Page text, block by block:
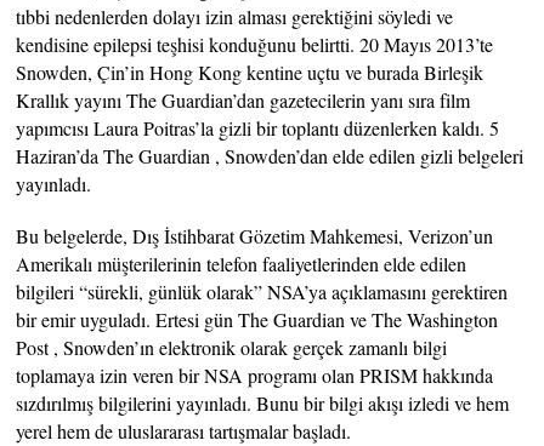
tıbbi nedenlerden dolayı izin alması gerektiğini söyledi ve
kendisine epilepsi teşhisi konduğunu belirtti. 20 Mayıs 2013’te
Snowden, Çin’in Hong Kong kentine uçtu ve burada Birleşik
Krallık yayını The Guardian’dan gazetecilerin yanı sıra film
yapımcısı Laura Poitras’la gizli bir toplantı düzenlerken kaldı. 5
Haziran’da The Guardian , Snowden’dan elde edilen gizli belgeleri
yayınladı.
Bu belgelerde, Dış İstihbarat Gözetim Mahkemesi, Verizon’un
Amerikalı müşterilerinin telefon faaliyetlerinden elde edilen
bilgileri “sürekli, günlük olarak” NSA’ya açıklamasını gerektiren
bir emir uyguladı. Ertesi gün The Guardian ve The Washington
Post , Snowden’ın elektronik olarak gerçek zamanlı bilgi
toplamaya izin veren bir NSA programı olan PRISM hakkında
sızdırılmış bilgilerini yayınladı. Bunu bir bilgi akışı izledi ve hem
yerel hem de uluslararası tartışmalar başladı.